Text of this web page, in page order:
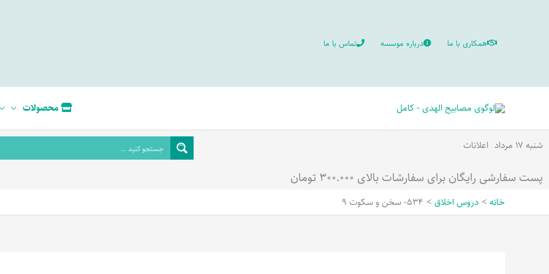
همکاری با ما درباره موسسه تماس با ما
محصولات
شنبه ۱۷ مرداد اعلانات
پست سفارشی رایگان برای سفارشات بالای ۳۰۰.۰۰۰ تومان
خانه دروس اخلاق 534- سخن و سکوت 9